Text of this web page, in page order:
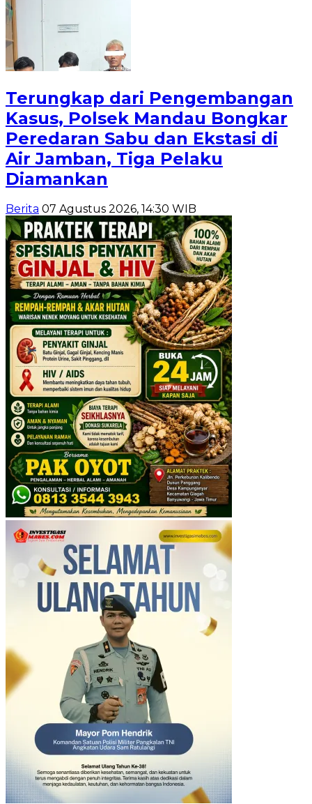
Terungkap dari Pengembangan
Kasus, Polsek Mandau Bongkar
Peredaran Sabu dan Ekstasi di
Air Jamban, Tiga Pelaku
Diamankan
Berita 07 Agustus 2026, 14:30 WIB